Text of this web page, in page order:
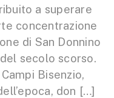
a superare
concentrazione
di San Donnino
secolo scorso.
Bisenzio,
don […]